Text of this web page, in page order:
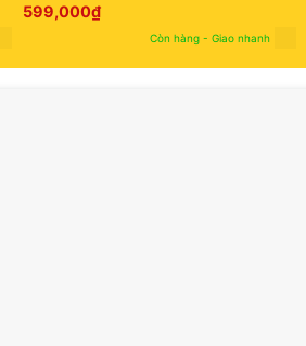
599,000₫
Còn hàng - Giao nhanh